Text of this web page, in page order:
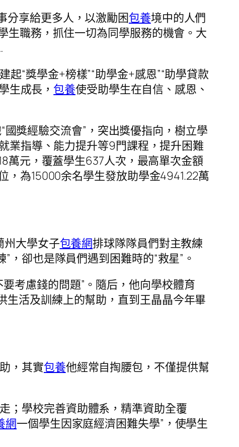
分享給更多人，以激勵困包養境中的人們
生職務，抓住一切為同學服務的機會。大
“獎學金+榜樣”“助學金+感恩”“助學貸款
生成長， 包養使受助學生在自信、感恩、
獎經驗交流會”，突出獎優指向，樹立學
業指導、能力提升等9門課程，提升困難
萬元，覆蓋學生637人次，最高單次金額
為15000余名學生發放助學金4941.22萬
州大學女子包養網排球隊隊員們對主教練
，卻也是隊員們遇到困難時的“救星”。
考慮錢的問題”。隨后，他向學校體育
生活及訓練上的幫助，直到王晶晶今年畢
，其實包養他經常自掏腰包，不僅提供幫
；學校完善資助體系，精準資助全覆
網一個學生因家庭經濟困難失學”，使學生